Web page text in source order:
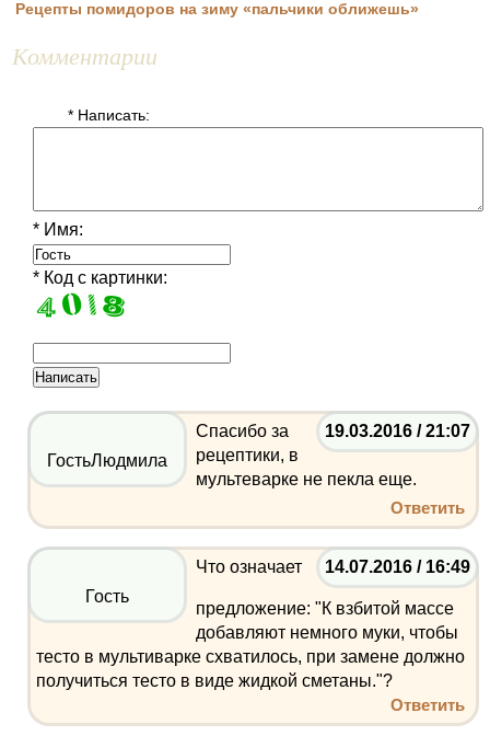
Рецепты помидоров на зиму «пальчики оближешь»
Комментарии
* Написать:
* Имя:
* Код с картинки:
19.03.2016 / 21:07
ГостьЛюдмила
Спасибо за
рецептики, в
мультеварке не пекла еще.
Ответить
14.07.2016 / 16:49
Гость
Что означает
предложение: "К взбитой массе
добавляют немного муки, чтобы
тесто в мультиварке схватилось, при замене должно
получиться тесто в виде жидкой сметаны."?
Ответить